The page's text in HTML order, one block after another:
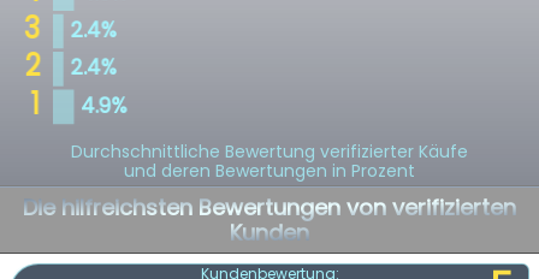
Durchschnittliche Bewertung verifizierter Käufe
und deren Bewertungen in Prozent
Die hilfreichsten Bewertungen von verifizierten
Kunden
Kundenbewertung: